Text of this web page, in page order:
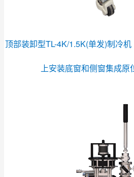
顶部装卸型TL-4K/1.5K(单发)制冷机
上安装底窗和侧窗集成原